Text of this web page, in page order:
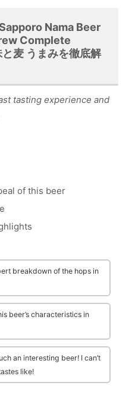
Nama Beer
Complete
麦 うまみを徹底解
tasting experience and
of this beer
breakdown of the hops in
beer’s characteristics in
an interesting beer! I can’t
like!